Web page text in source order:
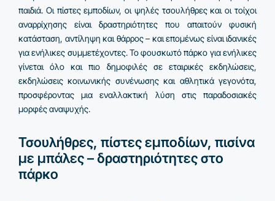
παιδιά. Οι πίστες εμποδίων, οι ψηλές τσουλήθρες και οι τοίχοι
αναρρίχησης είναι δραστηριότητες που απαιτούν φυσική
κατάσταση, αντίληψη και θάρρος – και επομένως είναι ιδανικές
για ενήλικες συμμετέχοντες. Το φουσκωτό πάρκο για ενήλικες
γίνεται όλο και πιο δημοφιλές σε εταιρικές εκδηλώσεις,
εκδηλώσεις κοινωνικής συνένωσης και αθλητικά γεγονότα,
προσφέροντας μια εναλλακτική λύση στις παραδοσιακές
μορφές αναψυχής.
Τσουλήθρες, πίστες εμποδίων, πισίνα
με μπάλες – δραστηριότητες στο
πάρκο